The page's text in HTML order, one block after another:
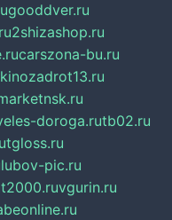
gooddver.ru
2shizashop.ru
carszona-bu.ru
kinozadrot13.ru
doroga.rutb02.ru
lubov-pic.ru
vgurin.ru